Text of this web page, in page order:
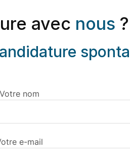
avec nous
Votre nom
e-mail